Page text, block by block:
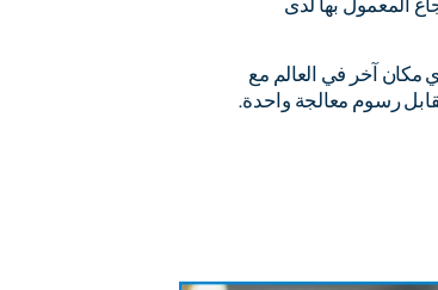
المعمول بها لدى
مكان آخر في العالم مع
رسوم معالجة واحدة.